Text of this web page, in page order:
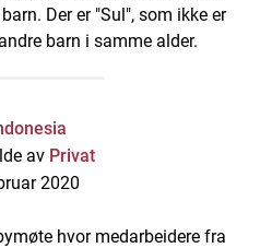
Der er "Sul", som ikke er
barn i samme alder.
av Privat
2020
hvor medarbeidere fra